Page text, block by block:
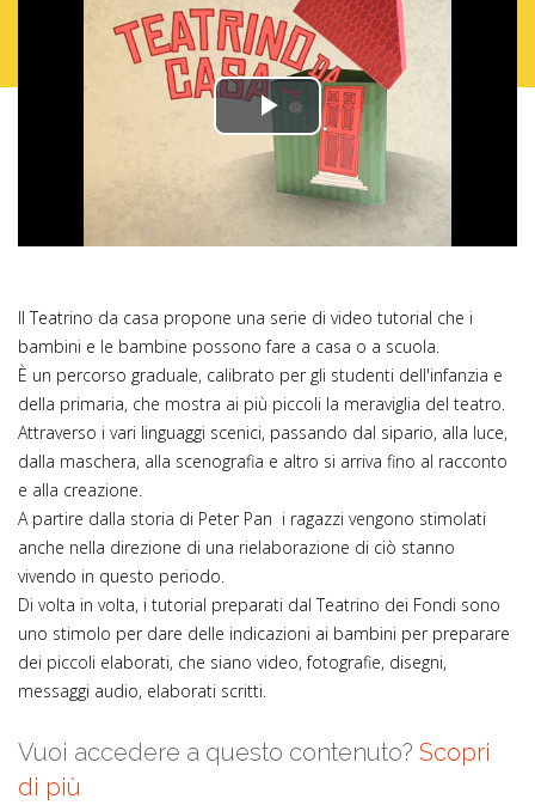
Play
Video
Il Teatrino da casa propone una serie di video tutorial che i
bambini e le bambine possono fare a casa o a scuola.
È un percorso graduale, calibrato per gli studenti dell'infanzia e
della primaria, che mostra ai più piccoli la meraviglia del teatro.
Attraverso i vari linguaggi scenici, passando dal sipario, alla luce,
dalla maschera, alla scenografia e altro si arriva fino al racconto
e alla creazione.
A partire dalla storia di Peter Pan i ragazzi vengono stimolati
anche nella direzione di una rielaborazione di ciò stanno
vivendo in questo periodo.
Di volta in volta, i tutorial preparati dal Teatrino dei Fondi sono
uno stimolo per dare delle indicazioni ai bambini per preparare
dei piccoli elaborati, che siano video, fotografie, disegni,
messaggi audio, elaborati scritti.
Vuoi accedere a questo contenuto? Scopri
di più